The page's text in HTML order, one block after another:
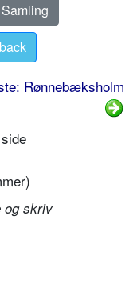
Rønnebæksholm
og skriv